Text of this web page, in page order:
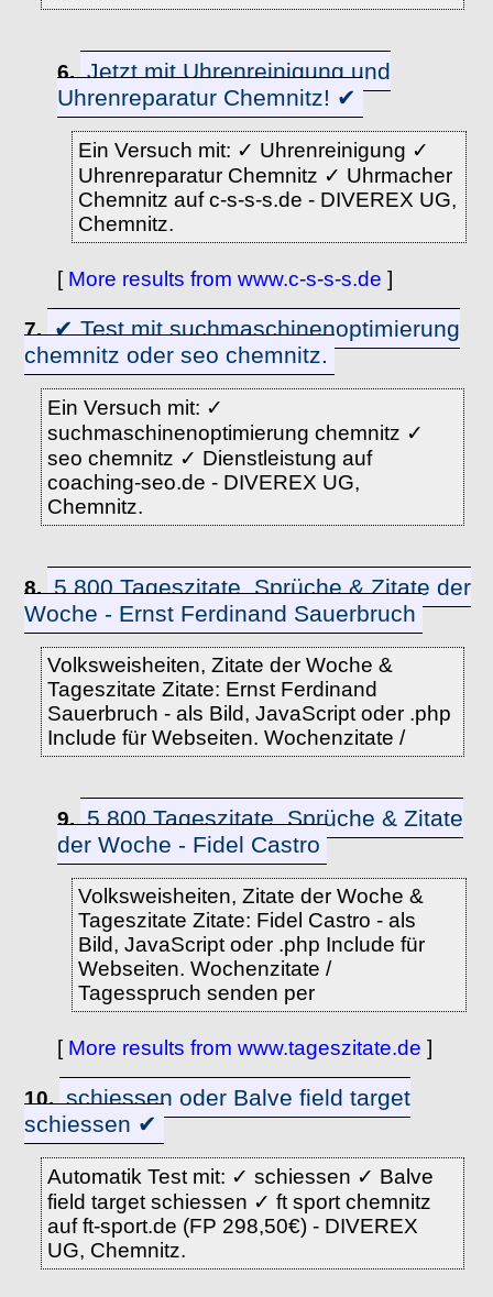
6. Jetzt mit Uhrenreinigung und
Uhrenreparatur Chemnitz! ✔
Ein Versuch mit: ✓ Uhrenreinigung ✓
Uhrenreparatur Chemnitz ✓ Uhrmacher
Chemnitz auf c-s-s-s.de - DIVEREX UG,
Chemnitz.
[ More results from www.c-s-s-s.de ]
7. ✔ Test mit suchmaschinenoptimierung
chemnitz oder seo chemnitz.
Ein Versuch mit: ✓
suchmaschinenoptimierung chemnitz ✓
seo chemnitz ✓ Dienstleistung auf
coaching-seo.de - DIVEREX UG,
Chemnitz.
8. 5.800 Tageszitate, Sprüche & Zitate der
Woche - Ernst Ferdinand Sauerbruch
Volksweisheiten, Zitate der Woche &
Tageszitate Zitate: Ernst Ferdinand
Sauerbruch - als Bild, JavaScript oder .php
Include für Webseiten. Wochenzitate /
9. 5.800 Tageszitate, Sprüche & Zitate
der Woche - Fidel Castro
Volksweisheiten, Zitate der Woche &
Tageszitate Zitate: Fidel Castro - als
Bild, JavaScript oder .php Include für
Webseiten. Wochenzitate /
Tagesspruch senden per
[ More results from www.tageszitate.de ]
10. schiessen oder Balve field target
schiessen ✔
Automatik Test mit: ✓ schiessen ✓ Balve
field target schiessen ✓ ft sport chemnitz
auf ft-sport.de (FP 298,50€) - DIVEREX
UG, Chemnitz.